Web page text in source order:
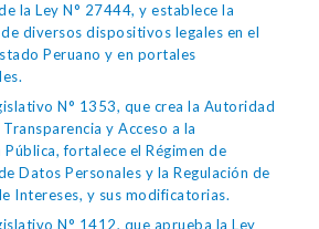
la Ley N° 27444, y establece la
diversos dispositivos legales en el
Peruano y en portales
N° 1353, que crea la Autoridad
y Acceso a la
fortalece el Régimen de
Datos Personales y la Regulación de
Intereses, y sus modificatorias.
N° 1412, que aprueba la Ley